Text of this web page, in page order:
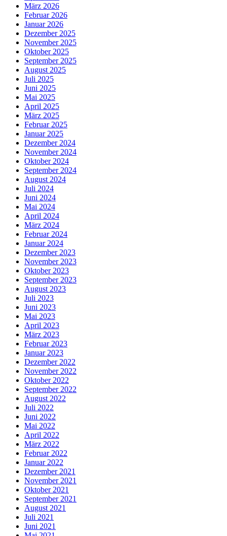
März 2026
Februar 2026
Januar 2026
Dezember 2025
November 2025
Oktober 2025
September 2025
August 2025
Juli 2025
Juni 2025
Mai 2025
April 2025
März 2025
Februar 2025
Januar 2025
Dezember 2024
November 2024
Oktober 2024
September 2024
August 2024
Juli 2024
Juni 2024
Mai 2024
April 2024
März 2024
Februar 2024
Januar 2024
Dezember 2023
November 2023
Oktober 2023
September 2023
August 2023
Juli 2023
Juni 2023
Mai 2023
April 2023
März 2023
Februar 2023
Januar 2023
Dezember 2022
November 2022
Oktober 2022
September 2022
August 2022
Juli 2022
Juni 2022
Mai 2022
April 2022
März 2022
Februar 2022
Januar 2022
Dezember 2021
November 2021
Oktober 2021
September 2021
August 2021
Juli 2021
Juni 2021